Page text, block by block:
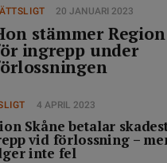
20 JANUARI 2023
stämmer
ingrepp under
4 APRIL 2023
Skåne betalar
vid förlossning –
inte fel